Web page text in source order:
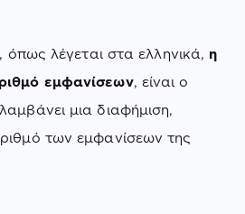
όπως λέγεται στα ελληνικά, η
εμφανίσεων, είναι ο
μια διαφήμιση,
των εμφανίσεων της